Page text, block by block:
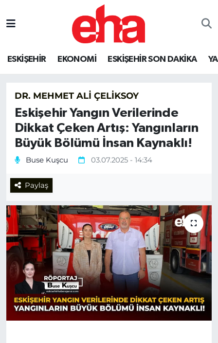
ESKİŞEHİR EKONOMİ ESKİŞEHİR SON DAKİKA
DR. MEHMET ALI ÇELIKSOY
Eskişehir Yangın Verilerinde
Dikkat Çeken Artış: Yangınların
Büyük Bölümü İnsan Kaynaklı!
Buse Kuşcu 03.07.2025 - 14:34
Paylaş